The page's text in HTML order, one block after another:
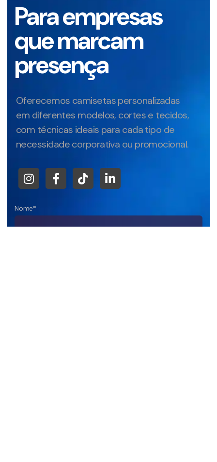
Para empresas
que marcam
presença
Oferecemos camisetas personalizadas
em diferentes modelos, cortes e tecidos,
com técnicas ideais para cada tipo de
necessidade corporativa ou promocional.
Nome*